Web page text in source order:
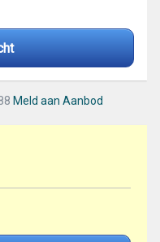
Meld aan Aanbod